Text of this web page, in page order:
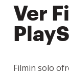
Ver
Filmin solo